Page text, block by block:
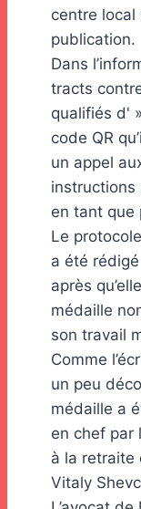
centre local
publication.
Dans
tracts
qualifiés d'
code QR
un appel
instructions
en tant que
Le
a été
après
médaille
son travail
Comme
un peu
médaille a
en chef par
à la retraite
Vitaly